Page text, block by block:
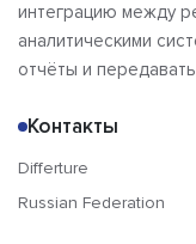
интеграцию между
аналитическими
отчёты и
Контакты
Differture
Russian Federation